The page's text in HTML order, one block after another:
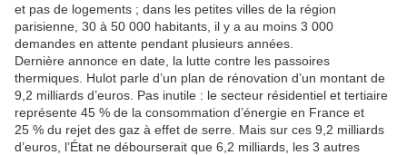
et pas de logements ; dans les petites villes de la région
parisienne, 30 à 50 000 habitants, il y a au moins 3 000
demandes en attente pendant plusieurs années.
Dernière annonce en date, la lutte contre les passoires
thermiques. Hulot parle d’un plan de rénovation d’un montant de
9,2 milliards d’euros. Pas inutile : le secteur résidentiel et tertiaire
représente 45 % de la consommation d’énergie en France et
25 % du rejet des gaz à effet de serre. Mais sur ces 9,2 milliards
d’euros, l’État ne débourserait que 6,2 milliards, les 3 autres